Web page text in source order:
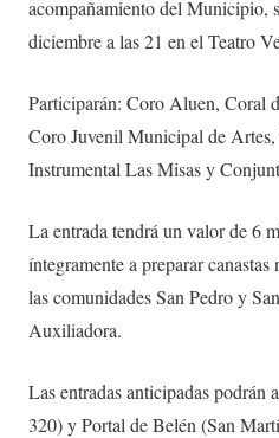
acompañamiento del Municipio,
diciembre a las 21 en el Teatro
Participarán: Coro Aluen, Coral
Coro Juvenil Municipal de
Instrumental Las Misas y
La entrada tendrá un valor de 6
íntegramente a preparar
las comunidades San Pedro y
Auxiliadora.
Las entradas anticipadas
320) y Portal de Belén (San